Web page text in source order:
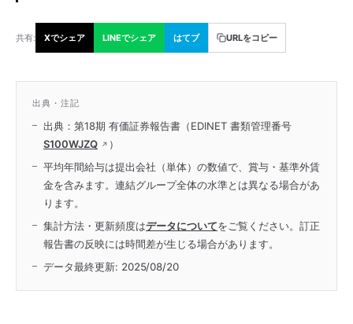
共有: Xでシェア LINEでシェア はてブ URLをコピー
出典・注記
出典：第18期 有価証券報告書（EDINET 書類管理番号
S100WJZQ
）
平均年間給与は提出会社（単体）の数値で、賞与・基準外賃
金を含みます。連結グループ全体の水準とは異なる場合があ
ります。
集計方法・更新頻度はデータについてをご覧ください。訂正
報告書の反映には時間差が生じる場合があります。
データ最終更新: 2025/08/20